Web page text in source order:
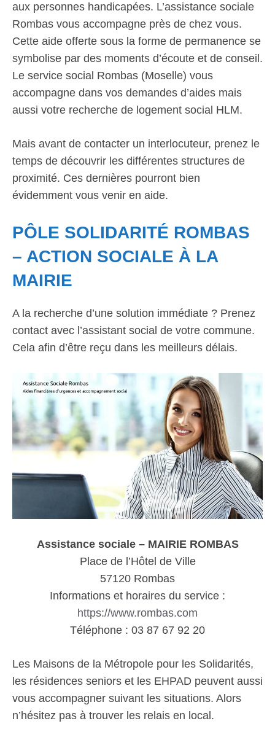
aux personnes handicapées. L’assistance sociale
Rombas vous accompagne près de chez vous.
Cette aide offerte sous la forme de permanence se
symbolise par des moments d’écoute et de conseil.
Le service social Rombas (Moselle) vous
accompagne dans vos demandes d’aides mais
aussi votre recherche de logement social HLM.
Mais avant de contacter un interlocuteur, prenez le
temps de découvrir les différentes structures de
proximité. Ces dernières pourront bien
évidemment vous venir en aide.
PÔLE SOLIDARITÉ ROMBAS
– ACTION SOCIALE À LA
MAIRIE
A la recherche d’une solution immédiate ? Prenez
contact avec l’assistant social de votre commune.
Cela afin d’être reçu dans les meilleurs délais.
Assistance sociale – MAIRIE ROMBAS
Place de l’Hôtel de Ville
57120 Rombas
Informations et horaires du service :
https://www.rombas.com
Téléphone : 03 87 67 92 20
Les Maisons de la Métropole pour les Solidarités,
les résidences seniors et les EHPAD peuvent aussi
vous accompagner suivant les situations. Alors
n’hésitez pas à trouver les relais en local.